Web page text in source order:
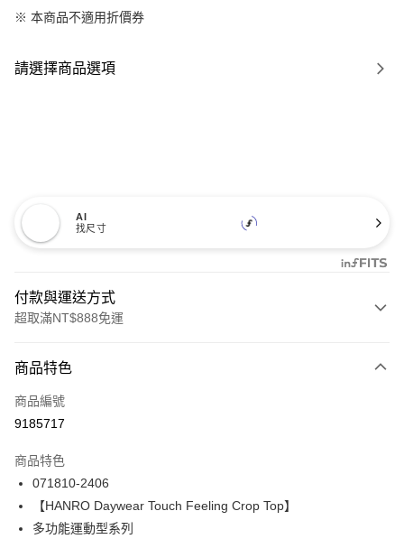
※ 本商品不適用折價券
請選擇商品選項
AI
找尺寸
付款與運送方式
超取滿NT$888免運
信用卡一次付款
信用卡分期付款
合作金庫商業銀行
華南商業銀行
上海商業儲蓄銀行
台北富邦商業銀行
國泰世華商業銀行
Apple Pay
商品特色
商品編號
9185717
商品特色
071810-2406
【HANRO Daywear Touch Feeling Crop Top】
多功能運動型系列